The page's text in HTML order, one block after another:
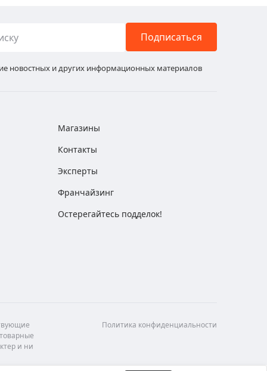
Подписаться
новостных и других информационных материалов
Магазины
Контакты
Эксперты
Франчайзинг
Остерегайтесь подделок!
и ни
Политика конфиденциальности